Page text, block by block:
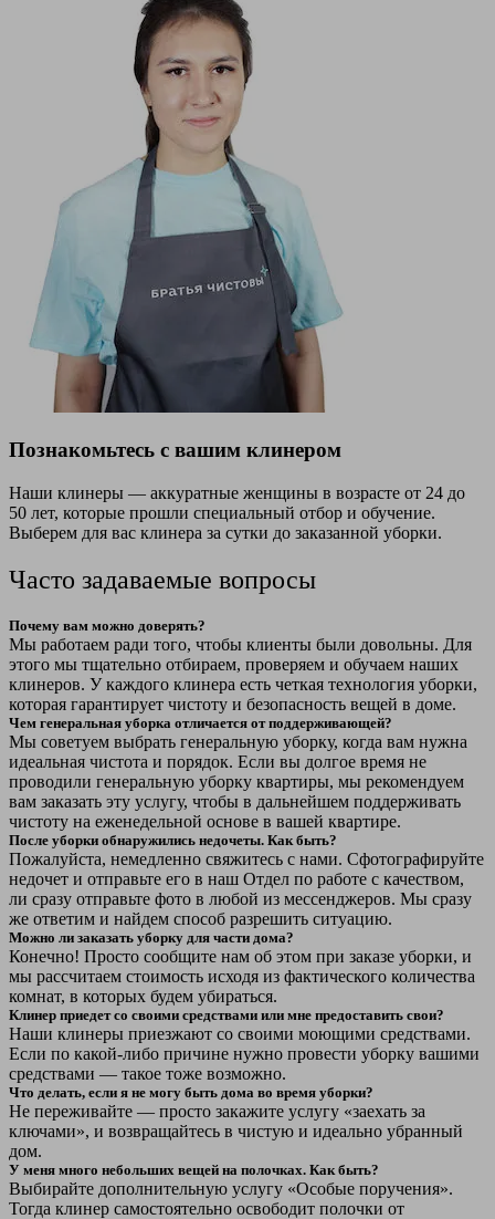
Познакомьтесь с вашим клинером
Наши клинеры — аккуратные женщины в возрасте от 24 до
50 лет, которые прошли специальный отбор и обучение.
Выберем для вас клинера за сутки до заказанной уборки.
Часто задаваемые вопросы
Почему вам можно доверять?
Мы работаем ради того, чтобы клиенты были довольны. Для
этого мы тщательно отбираем, проверяем и обучаем наших
клинеров. У каждого клинера есть четкая технология уборки,
которая гарантирует чистоту и безопасность вещей в доме.
Чем генеральная уборка отличается от поддерживающей?
Мы советуем выбрать генеральную уборку, когда вам нужна
идеальная чистота и порядок. Если вы долгое время не
проводили генеральную уборку квартиры, мы рекомендуем
вам заказать эту услугу, чтобы в дальнейшем поддерживать
чистоту на еженедельной основе в вашей квартире.
После уборки обнаружились недочеты. Как быть?
Пожалуйста, немедленно свяжитесь с нами. Сфотографируйте
недочет и отправьте его в наш Отдел по работе с качеством,
ли сразу отправьте фото в любой из мессенджеров. Мы сразу
же ответим и найдем способ разрешить ситуацию.
Можно ли заказать уборку для части дома?
Конечно! Просто сообщите нам об этом при заказе уборки, и
мы рассчитаем стоимость исходя из фактического количества
комнат, в которых будем убираться.
Клинер приедет со своими средствами или мне предоставить свои?
Наши клинеры приезжают со своими моющими средствами.
Если по какой-либо причине нужно провести уборку вашими
средствами — такое тоже возможно.
Что делать, если я не могу быть дома во время уборки?
Не переживайте — просто закажите услугу «заехать за
ключами», и возвращайтесь в чистую и идеально убранный
дом.
У меня много небольших вещей на полочках. Как быть?
Выбирайте дополнительную услугу «Особые поручения».
Тогда клинер самостоятельно освободит полочки от